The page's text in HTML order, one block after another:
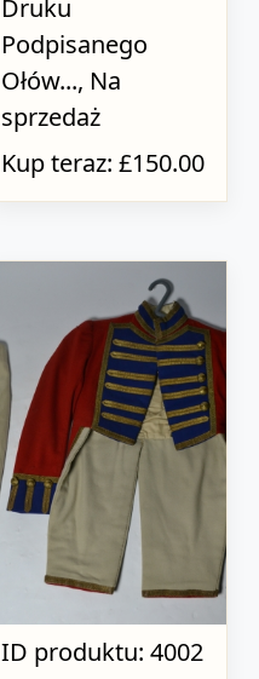
Druku
Podpisanego
Ołów..., Na
sprzedaż
Kup teraz: £150.00
ID produktu: 4002